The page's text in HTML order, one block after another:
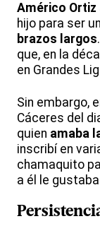
Américo Ortiz
hijo para ser un
brazos largos
que, en la
en Grandes
Sin embargo,
Cáceres del
quien amaba
inscribí en
chamaquito
a él le gustaba